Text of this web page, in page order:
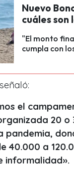
Nuevo
cuáles son
"El monto
cumpla con
el
20
pandemia,
40.000 a
informalidad».